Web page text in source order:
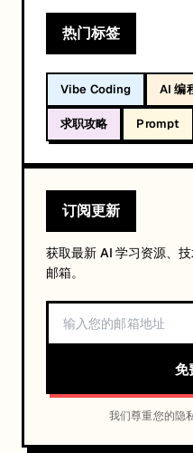
热门标签
Vibe Coding AI 编
求职攻略 Prompt
订阅更新
获取最新 AI 学习资源、
邮箱。
免
我们尊重您的隐